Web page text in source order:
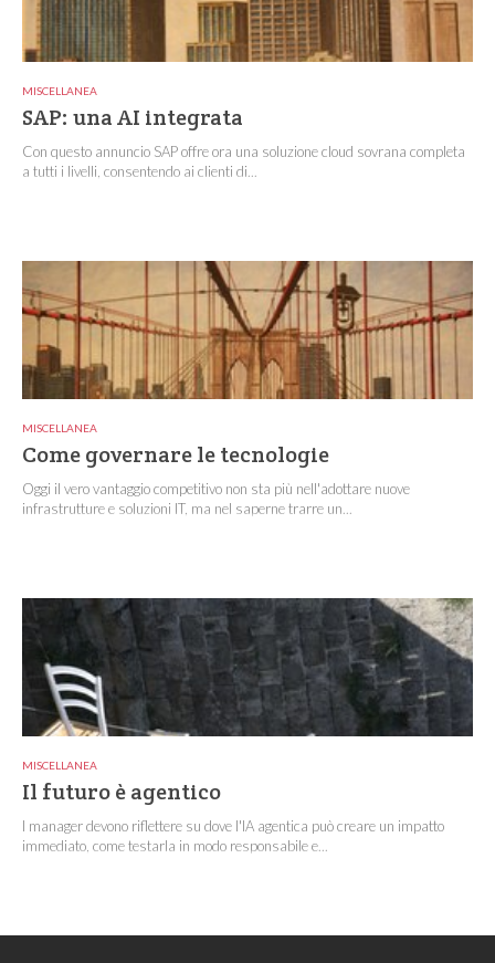
MISCELLANEA
SAP: una AI integrata
Con questo annuncio SAP offre ora una soluzione cloud sovrana completa
a tutti i livelli, consentendo ai clienti di...
MISCELLANEA
Come governare le tecnologie
Oggi il vero vantaggio competitivo non sta più nell'adottare nuove
infrastrutture e soluzioni IT, ma nel saperne trarre un...
MISCELLANEA
Il futuro è agentico
I manager devono riflettere su dove l'IA agentica può creare un impatto
immediato, come testarla in modo responsabile e...